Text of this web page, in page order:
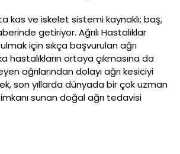
kas ve iskelet sistemi kaynaklı; baş,
getiriyor. Ağrılı Hastalıklar
için sıkça başvurulan ağrı
ortaya çıkmasına da
ağrılarından dolayı ağrı kesiciyi
son yıllarda dünyada bir çok uzman
sunan doğal ağrı tedavisi